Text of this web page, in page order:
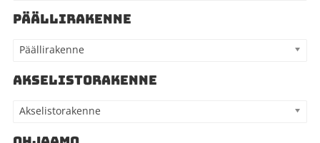
PÄÄLLIRAKENNE
Päällirakenne
AKSELISTORAKENNE
Akselistorakenne